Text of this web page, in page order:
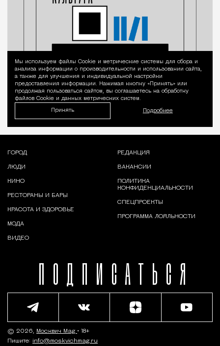
Уведомление
Мы используем файлы Сookie и метрические системы для сбора и
анализа информации о производительности и использовании сайта,
а также для улучшения и индивидуальной настройки
предоставления информации. Нажимая кнопку «Принять» или
продолжая пользоваться сайтом, вы соглашаетесь на обработку
файлов Cookie и данных метрических систем.
Принять Подробнее
ПОДПИСАТЬСЯ
ГОРОД
ЛЮДИ
КИНО
РЕСТОРАНЫ И БАРЫ
КРАСОТА И ЗДОРОВЬЕ
МОДА
ВИДЕО
РЕДАКЦИЯ
ВАКАНСИИ
ПОЛИТИКА
КОНФИДЕНЦИАЛЬНОСТИ
СПЕЦПРОЕКТЫ
ПРОГРАММА ЛОЯЛЬНОСТИ
© 2026, Москвич Mag • 18+
Пишите: info@moskvichmag.ru